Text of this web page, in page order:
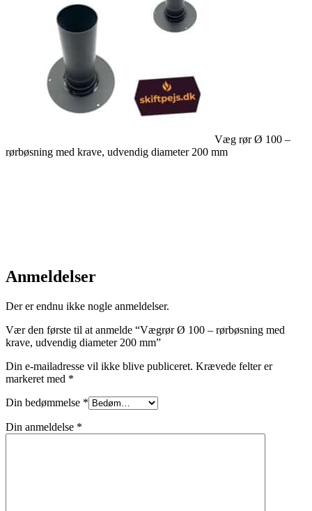
Væg rør Ø 100 –
rørbøsning med krave, udvendig diameter 200 mm
Anmeldelser
Der er endnu ikke nogle anmeldelser.
Vær den første til at anmelde “Vægrør Ø 100 – rørbøsning med
krave, udvendig diameter 200 mm”
Din e-mailadresse vil ikke blive publiceret. Krævede felter er
markeret med *
Din bedømmelse *
Din anmeldelse *